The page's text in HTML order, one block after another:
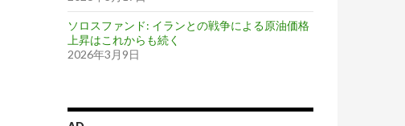
ソロスファンド: イランとの戦争による原油価格
上昇はこれからも続く
2026年3月9日